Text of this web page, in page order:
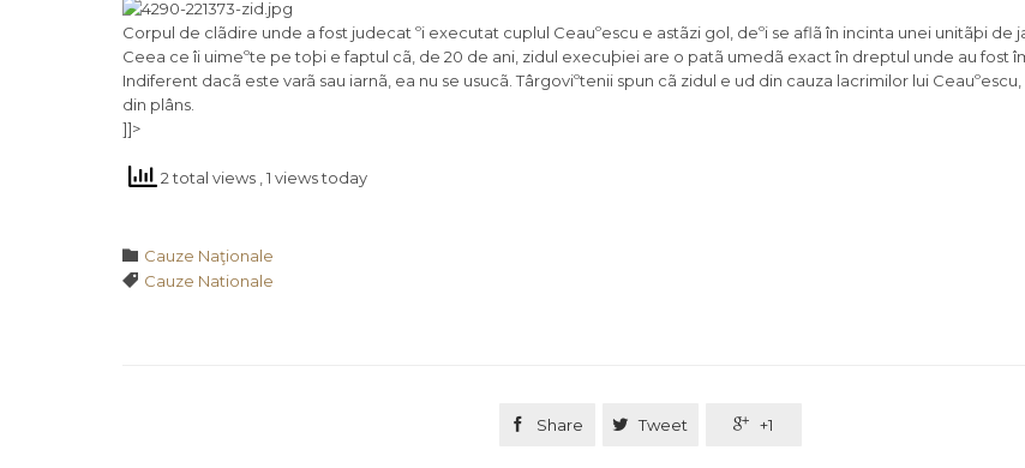
Corpul de clãdire unde a fost judecat ºi executat cuplul Ceauºescu e astãzi gol, deºi se aflã în incinta unei unitãþi de
Ceea ce îi uimeºte pe toþi e faptul cã, de 20 de ani, zidul execuþiei are o patã umedã exact în dreptul unde au fost
Indiferent dacã este varã sau iarnã, ea nu se usucã. Târgoviºtenii spun cã zidul e ud din cauza lacrimilor lui
din plâns.
]]>
2 total views , 1 views today
 Category
Cauze Naţionale
 Tags
Cauze Nationale
 Share  Tweet  +1